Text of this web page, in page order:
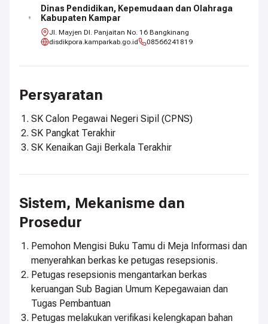
Dinas Pendidikan, Kepemudaan dan Olahraga
Kabupaten Kampar
Jl. Mayjen DI. Panjaitan No. 16 Bangkinang
disdikpora.kamparkab.go.id
08566241819
Persyaratan
SK Calon Pegawai Negeri Sipil (CPNS)
SK Pangkat Terakhir
SK Kenaikan Gaji Berkala Terakhir
Sistem, Mekanisme dan
Prosedur
Pemohon Mengisi Buku Tamu di Meja Informasi dan
menyerahkan berkas ke petugas resepsionis.
Petugas resepsionis mengantarkan berkas
keruangan Sub Bagian Umum Kepegawaian dan
Tugas Pembantuan
Petugas melakukan verifikasi kelengkapan bahan